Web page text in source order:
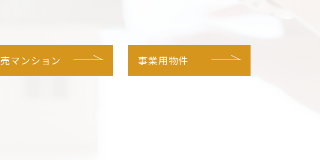
売マンション 事業用物件